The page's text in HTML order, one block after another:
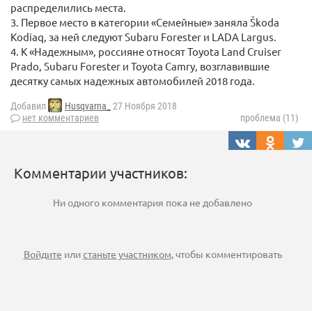
распределились места.
3. Первое место в категории «Семейные» заняла Škoda
Kodiaq, за ней следуют Subaru Forester и LADA Largus.
4. К «Надежным», россияне относят Toyota Land Cruiser
Prado, Subaru Forester и Toyota Camry, возглавившие
десятку самых надежных автомобилей 2018 года.
Добавил Husqvarna_
27 Ноября 2018
нет комментариев
проблема (11)
Комментарии участников:
Ни одного комментария пока не добавлено
Войдите илистаньте участником, чтобы комментировать